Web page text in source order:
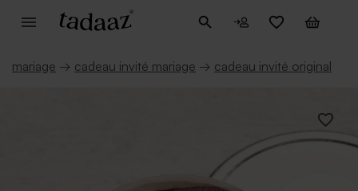
mariage → cadeau invité mariage → cadeau invité original